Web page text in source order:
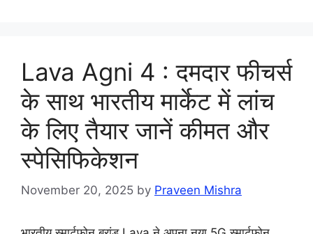
Lava Agni 4 : दमदार फीचर्स
के साथ भारतीय मार्केट में लांच
के लिए तैयार जानें कीमत और
स्पेसिफिकेशन
November 20, 2025 by Praveen Mishra